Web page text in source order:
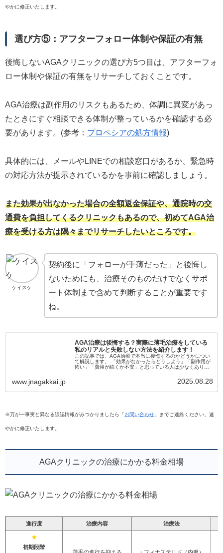
やかに修正いたします。
選び方⑤：アフターフォロー体制や保証の有無
後悔しないAGAクリニックの選び方5つ目は、アフターフォ
ロー体制や保証の有無をリサーチしておくことです。
AGA治療は副作用のリスクもあるため、体調に異変があっ
たときにすぐ相談できる体制が整っているかを確認する必
要があります。(参考： プロペシアの処方情報)
具体的には、メールやLINEでの相談窓口があるか、緊急時
の対応方法が提示されているかを事前に確認しましょう。
また効果が出なかった場合の全額返金保証や、通院時の交
通費を負担してくるクリニックもあるので、初めてAGA治
療を受ける方は隅々までリサーチしたいところです。
ケイスケ
契約後に「フォローが手薄だった」と後悔し
ないためにも、治療そのものだけでなくサポ
ート体制まで含めて判断することが重要です
ね。
AGA治療は後悔する？実際に薄毛治療をしている
私のリアルと失敗しない方法を紹介します！
この記事では、AGA治療で本当に後悔するのかどうかについ
て解説します。 「効果がなかったらどうしよう」「副作用が
怖い」「費用が続くか不安」と思っている人は少なくありま
www.jnagakkai.jp 2025.08.28
※万が一事実と異なる誤認情報がみつかりましたら「お問い合わせ 」までご連絡ください。速
やかに修正いたします。
AGAクリニックの治療にかかる料金相場
進行度 治療内容 治療法
★
初期段階